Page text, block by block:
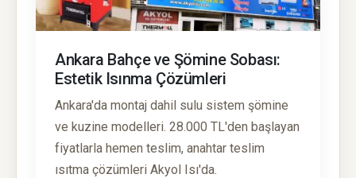
Ankara Bahçe ve Şömine Sobası:
Estetik Isınma Çözümleri
Ankara'da montaj dahil sulu sistem şömine
ve kuzine modelleri. 28.000 TL'den başlayan
fiyatlarla hemen teslim, anahtar teslim
ısıtma çözümleri Akyol Isı'da.